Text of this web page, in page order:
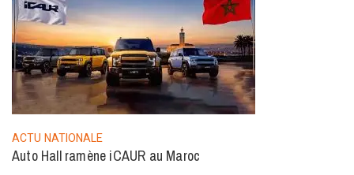
ACTU NATIONALE
Auto Hall ramène iCAUR au Maroc